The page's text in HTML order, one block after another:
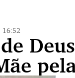
16:52